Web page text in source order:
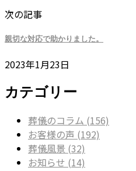
次の記事
親切な対応で助かりました。
2023年1月23日
カテゴリー
葬儀のコラム (156)
お客様の声 (192)
葬儀風景 (32)
お知らせ (14)